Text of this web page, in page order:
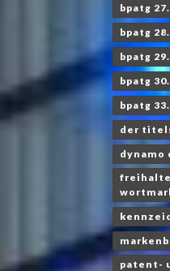
bpatg
bpatg
bpatg
bpatg
bpatg
der
dynamo
patent-